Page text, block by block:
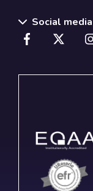
Social media